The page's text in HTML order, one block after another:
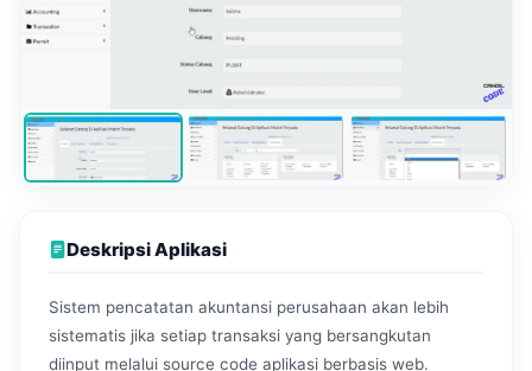
Deskripsi Aplikasi
Sistem pencatatan akuntansi perusahaan akan lebih
sistematis jika setiap transaksi yang bersangkutan
diinput melalui source code aplikasi berbasis web.